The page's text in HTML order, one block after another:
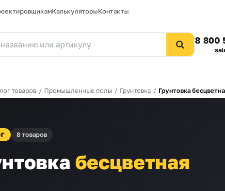
КалькуляторыКонтакты
8 800
товаров / Промышленные полы / Грунтовка / Грунтовка
8 товаров
бесцветная